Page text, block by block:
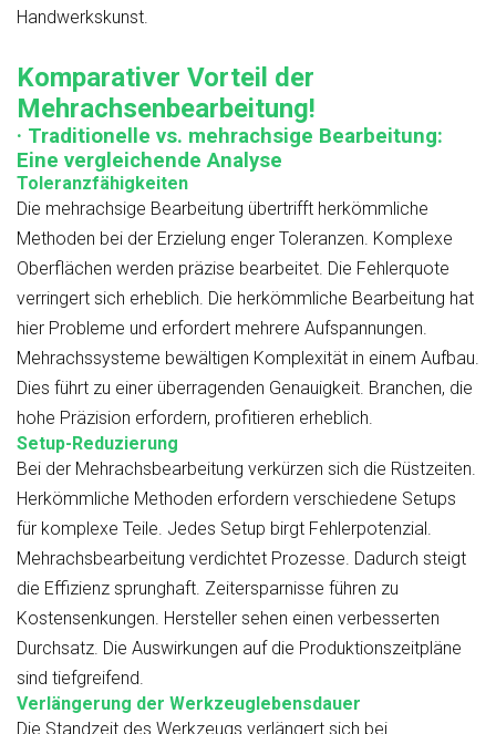
Handwerkskunst.
Komparativer Vorteil der
Mehrachsenbearbeitung!
· Traditionelle vs. mehrachsige Bearbeitung:
Eine vergleichende Analyse
Toleranzfähigkeiten
Die mehrachsige Bearbeitung übertrifft herkömmliche
Methoden bei der Erzielung enger Toleranzen. Komplexe
Oberflächen werden präzise bearbeitet. Die Fehlerquote
verringert sich erheblich. Die herkömmliche Bearbeitung hat
hier Probleme und erfordert mehrere Aufspannungen.
Mehrachssysteme bewältigen Komplexität in einem Aufbau.
Dies führt zu einer überragenden Genauigkeit. Branchen, die
hohe Präzision erfordern, profitieren erheblich.
Setup-Reduzierung
Bei der Mehrachsbearbeitung verkürzen sich die Rüstzeiten.
Herkömmliche Methoden erfordern verschiedene Setups
für komplexe Teile. Jedes Setup birgt Fehlerpotenzial.
Mehrachsbearbeitung verdichtet Prozesse. Dadurch steigt
die Effizienz sprunghaft. Zeitersparnisse führen zu
Kostensenkungen. Hersteller sehen einen verbesserten
Durchsatz. Die Auswirkungen auf die Produktionszeitpläne
sind tiefgreifend.
Verlängerung der Werkzeuglebensdauer
Die Standzeit des Werkzeugs verlängert sich bei